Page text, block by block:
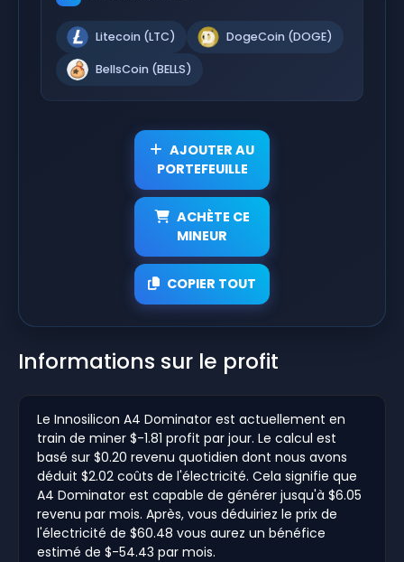
Litecoin (LTC) DogeCoin (DOGE)
BellsCoin (BELLS)
AJOUTER AU
PORTEFEUILLE
ACHÈTE CE
MINEUR
COPIER TOUT
Informations sur le profit
Le Innosilicon A4 Dominator est actuellement en
train de miner $-1.81 profit par jour. Le calcul est
basé sur $0.20 revenu quotidien dont nous avons
déduit $2.02 coûts de l'électricité. Cela signifie que
A4 Dominator est capable de générer jusqu'à $6.05
revenu par mois. Après, vous déduiriez le prix de
l'électricité de $60.48 vous aurez un bénéfice
estimé de $-54.43 par mois.